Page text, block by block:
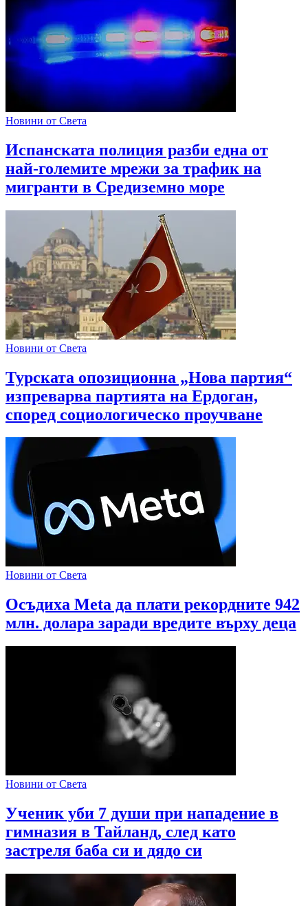
Новини от Света
Испанската полиция разби една от
най-големите мрежи за трафик на
мигранти в Средиземно море
Новини от Света
Турската опозиционна „Нова партия“
изпреварва партията на Ердоган,
според социологическо проучване
Новини от Света
Осъдиха Meta да плати рекордните 942
млн. долара заради вредите върху деца
Новини от Света
Ученик уби 7 души при нападение в
гимназия в Тайланд, след като
застреля баба си и дядо си